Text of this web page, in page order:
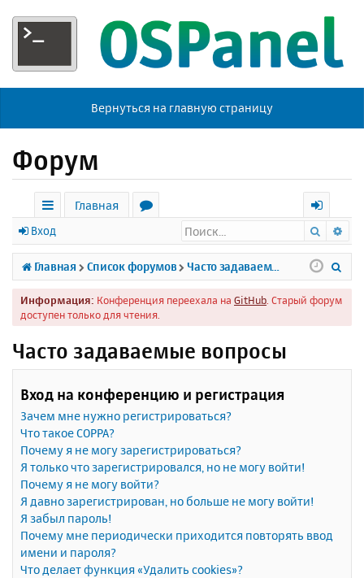
Вернуться на главную страницу
Форум
с
ы
л
к
Главная
р
у
м
х
о
д
Вход Поиск
Главная Список форумов Часто задаваемые вопросы
Информация: Конференция переехала на GitHub . Старый форум
доступен только для чтения.
Часто задаваемые вопросы
Вход на конференцию и регистрация
Зачем мне нужно регистрироваться?
Что такое COPPA?
Почему я не могу зарегистрироваться?
Я только что зарегистрировался, но не могу войти!
Почему я не могу войти?
Я давно зарегистрирован, но больше не могу войти!
Я забыл пароль!
Почему мне периодически приходится повторять ввод
имени и пароля?
Что делает функция «Удалить cookies»?